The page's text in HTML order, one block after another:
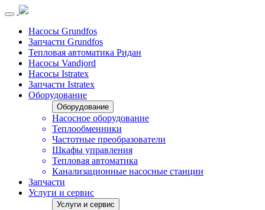
Насосы Grundfos
Запчасти Grundfos
Тепловая автоматика Ридан
Насосы Vandjord
Насосы Istratex
Запчасти Istratex
Оборудование
Оборудование
Насосное оборудование
Теплообменники
Частотные преобразователи
Шкафы управления
Тепловая автоматика
Канализационные насосные станции
Запчасти
Услуги и сервис
Услуги и сервис